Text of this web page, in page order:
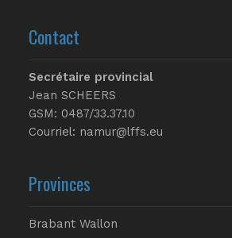
Contact
Secrétaire provincial
Jean SCHEERS
GSM: 0487/33.37.10
Courriel: namur@lffs.eu
Provinces
Brabant Wallon